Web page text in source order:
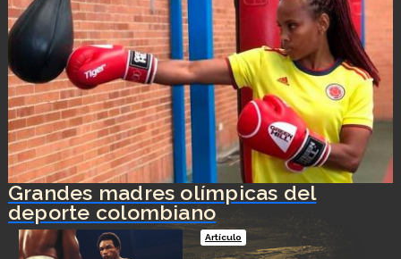
Grandes madres olímpicas del
deporte colombiano
Artículo